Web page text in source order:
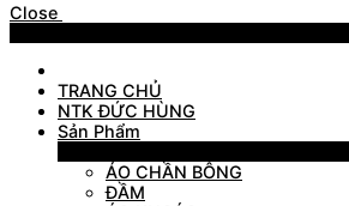
Close
TRANG CHỦ
NTK ĐỨC HÙNG
Sản Phẩm
ÁO CHẦN BÔNG
ĐẦM